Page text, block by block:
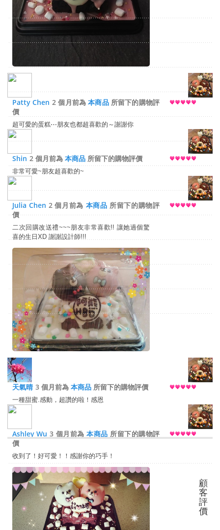
Patty Chen 2 個月前為本商品所留下的購物評
價
超可愛的蛋糕⋯朋友也都超喜歡的～謝謝你
Shin 2 個月前為 本商品 所留下的購物評價
非常可愛~朋友超喜歡的~
Julia Chen 2 個月前為 本商品 所留下的購物評
價
二次回購改送禮~~~朋友非常喜歡!! 讓她過個驚
喜的生日XD 謝謝設計師!!!
天氣晴 3 個月前為 本商品 所留下的購物評價
一種甜蜜.感動，超讚的啦！感恩
Ashley Wu 3 個月前為本商品 所留下的購物評
價
收到了！好可愛！！感謝你的巧手！
顧
客
評
價